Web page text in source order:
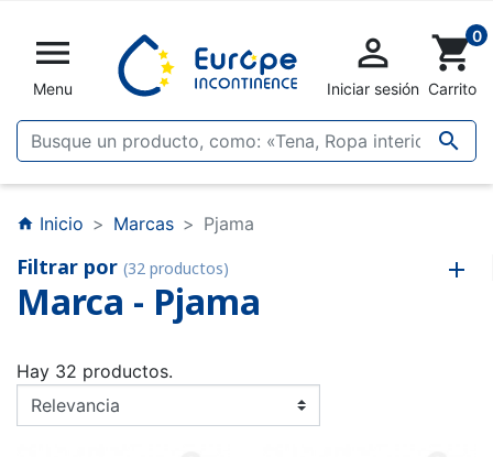

Menu


Iniciar sesión
shopping_cart0
Carrito
home Inicio Marcas Pjama
Filtrar por (32 productos)
Marca - Pjama
Hay 32 productos.